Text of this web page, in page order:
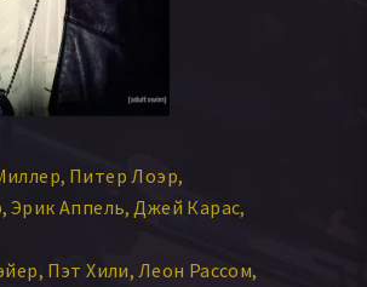
Питер Лоэр
Эрик Аппель Джей Карас
Пэт Хили Леон Рассом